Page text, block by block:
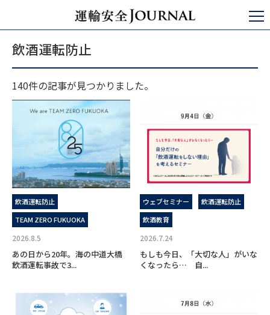
飲酒運転防止
飲酒運転防止
140件の記事が見つかりました。
飲酒運転防止
TEAM ZERO FUKUOKA
2026.8.5
あの日から20年。海の中道大橋
飲酒運転事故で3...
ウェブセミナー
飲酒運転防止
飲酒教育
2026.7.24
もしも今日、「大切な人」がいな
くなったら… 自...